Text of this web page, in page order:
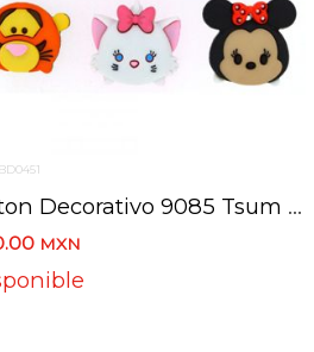
Boton Decorativo 9085 Tsum Tsum Caritas Disney 6 Botones
MXN